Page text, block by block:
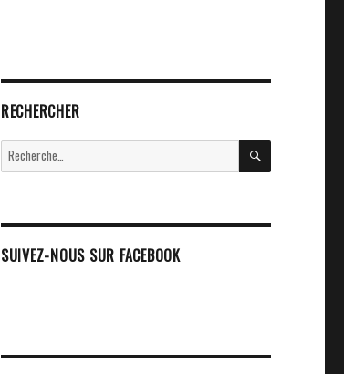
RECHERCHER
Recherche
pour :
RECHERCHE
SUIVEZ-NOUS SUR FACEBOOK